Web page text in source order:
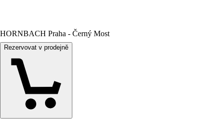
HORNBACH Praha - Černý Most
Rezervovat v prodejně